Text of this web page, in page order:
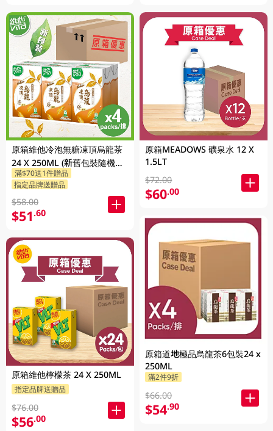
原箱維他冷泡無糖凍頂烏龍茶
24 X 250ML (新舊包裝隨機發
貨)
滿$70送1件贈品
指定品牌送贈品
$58.00
$51.60
原箱維他檸檬茶 24 X 250ML
指定品牌送贈品
$76.00
$56.00
原箱MEADOWS 礦泉水 12 X
1.5LT
$72.00
$60.00
原箱道地極品烏龍茶6包裝24 x
250ML
滿2件9折
$66.00
$54.90